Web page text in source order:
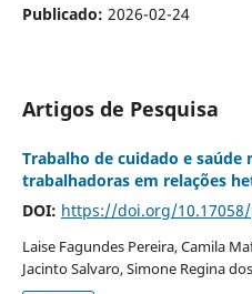
Publicado: 2026-02-24
Artigos de Pesquisa
Trabalho de cuidado e
trabalhadoras em relações
DOI: https://doi.org/
Laise Fagundes Pereira, Camila
Jacinto Salvaro, Simone Regina